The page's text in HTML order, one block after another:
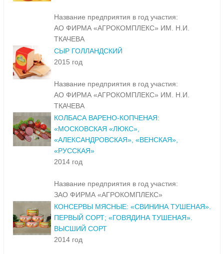
Название предприятия в год участия:
АО ФИРМА «АГРОКОМПЛЕКС» ИМ. Н.И.
ТКАЧЕВА
СЫР ГОЛЛАНДСКИЙ
2015 год
Название предприятия в год участия:
АО ФИРМА «АГРОКОМПЛЕКС» ИМ. Н.И.
ТКАЧЕВА
КОЛБАСА ВАРЕНО-КОПЧЕНАЯ:
«МОСКОВСКАЯ «ЛЮКС»,
«АЛЕКСАНДРОВСКАЯ», «ВЕНСКАЯ»,
«РУССКАЯ»
2014 год
Название предприятия в год участия:
ЗАО ФИРМА «АГРОКОМПЛЕКС»
КОНСЕРВЫ МЯСНЫЕ: «СВИНИНА ТУШЕНАЯ».
ПЕРВЫЙ СОРТ; «ГОВЯДИНА ТУШЕНАЯ».
ВЫСШИЙ СОРТ
2014 год